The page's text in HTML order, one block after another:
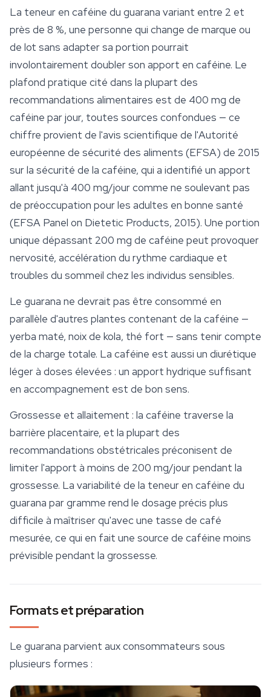
La teneur en caféine du guarana variant entre 2 et
près de 8 %, une personne qui change de marque ou
de lot sans adapter sa portion pourrait
involontairement doubler son apport en caféine. Le
plafond pratique cité dans la plupart des
recommandations alimentaires est de 400 mg de
caféine par jour, toutes sources confondues — ce
chiffre provient de l'avis scientifique de l'Autorité
européenne de sécurité des aliments (EFSA) de 2015
sur la sécurité de la caféine, qui a identifié un apport
allant jusqu'à 400 mg/jour comme ne soulevant pas
de préoccupation pour les adultes en bonne santé
(EFSA Panel on Dietetic Products, 2015). Une portion
unique dépassant 200 mg de caféine peut provoquer
nervosité, accélération du rythme cardiaque et
troubles du sommeil chez les individus sensibles.
Le guarana ne devrait pas être consommé en
parallèle d'autres plantes contenant de la caféine —
yerba maté, noix de kola, thé fort — sans tenir compte
de la charge totale. La caféine est aussi un diurétique
léger à doses élevées : un apport hydrique suffisant
en accompagnement est de bon sens.
Grossesse et allaitement : la caféine traverse la
barrière placentaire, et la plupart des
recommandations obstétricales préconisent de
limiter l'apport à moins de 200 mg/jour pendant la
grossesse. La variabilité de la teneur en caféine du
guarana par gramme rend le dosage précis plus
difficile à maîtriser qu'avec une tasse de café
mesurée, ce qui en fait une source de caféine moins
prévisible pendant la grossesse.
Formats et préparation
Le guarana parvient aux consommateurs sous
plusieurs formes :